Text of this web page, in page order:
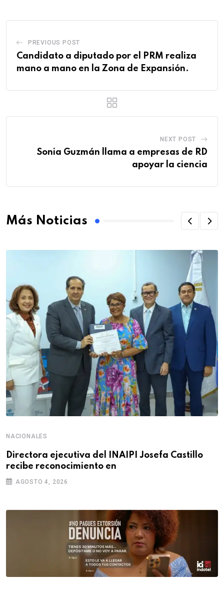
PREVIOUS POST
Candidato a diputado por el PRM realiza
mano a mano en la Zona de Expansión.
NEXT POST
Sonia Guzmán llama a empresas de RD
apoyar la ciencia
Más Noticias
NACIONALES
Directora ejecutiva del INAIPI Josefa Castillo
recibe reconocimiento en
AGOSTO 4, 2026